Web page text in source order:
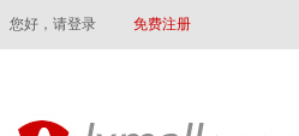
您好，请登录 免费注册